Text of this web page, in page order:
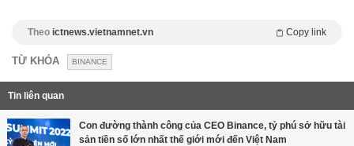
Theo ictnews.vietnamnet.vn Copy link
TỪ KHÓA BINANCE
Tin liên quan
Con đường thành công của CEO Binance, tỷ phú sở hữu tài
sản tiền số lớn nhất thế giới mới đến Việt Nam